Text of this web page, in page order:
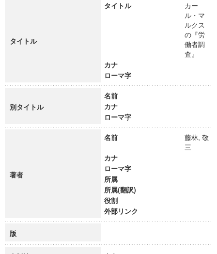
タイトル
タイトル
カー
ル・マ
ルクス
の『労
働者調
査』
カナ
ローマ字
別タイトル
名前
カナ
ローマ字
著者
名前
藤林, 敬
三
カナ
ローマ字
所属
所属(翻訳)
役割
外部リンク
版